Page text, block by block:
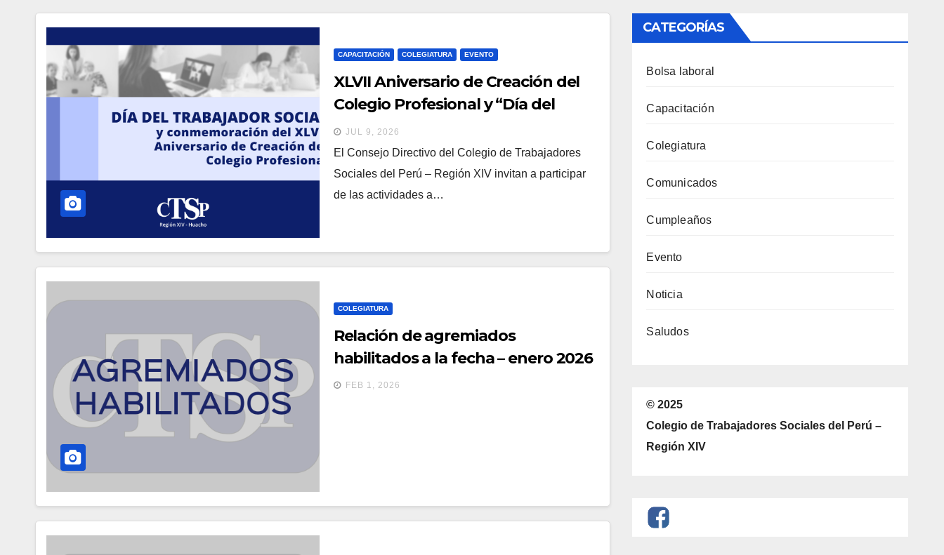
CAPACITACIÓN COLEGIATURA EVENTO
XLVII Aniversario de Creación del
Colegio Profesional y “Día del
Trabajador Social”
JUL 9, 2026
El Consejo Directivo del Colegio de Trabajadores
Sociales del Perú – Región XIV invitan a participar
de las actividades a…
COLEGIATURA
Relación de agremiados
habilitados a la fecha – enero 2026
FEB 1, 2026
CATEGORÍAS
Bolsa laboral
Capacitación
Colegiatura
Comunicados
Cumpleaños
Evento
Noticia
Saludos
© 2025
Colegio de Trabajadores Sociales del Perú –
Región XIV